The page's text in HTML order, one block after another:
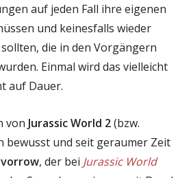
auf jeden Fall ihre eigenen
und keinesfalls wieder
die in den Vorgängern
Einmal wird das vielleicht
auf Dauer.
von Jurassic World 2(bzw.
bewusst und seit geraumer Zeit
, der bei Jurassic World